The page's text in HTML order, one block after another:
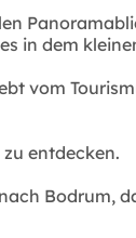
in dem
vom
entdecken.
Bodrum,